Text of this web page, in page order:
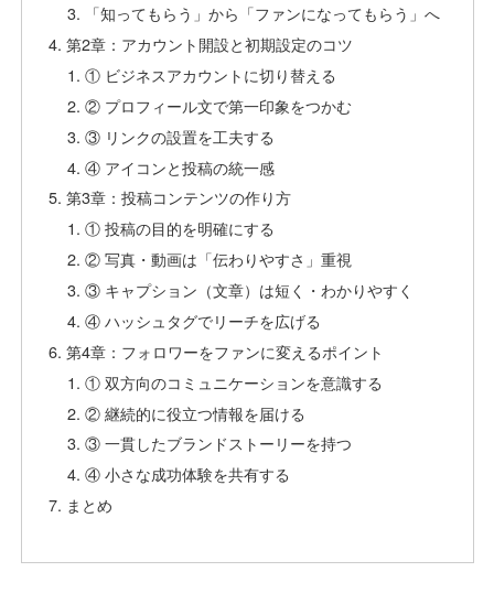
「知ってもらう」から「ファンになってもらう」へ
第2章：アカウント開設と初期設定のコツ
① ビジネスアカウントに切り替える
② プロフィール文で第一印象をつかむ
③ リンクの設置を工夫する
④ アイコンと投稿の統一感
第3章：投稿コンテンツの作り方
① 投稿の目的を明確にする
② 写真・動画は「伝わりやすさ」重視
③ キャプション（文章）は短く・わかりやすく
④ ハッシュタグでリーチを広げる
第4章：フォロワーをファンに変えるポイント
① 双方向のコミュニケーションを意識する
② 継続的に役立つ情報を届ける
③ 一貫したブランドストーリーを持つ
④ 小さな成功体験を共有する
まとめ